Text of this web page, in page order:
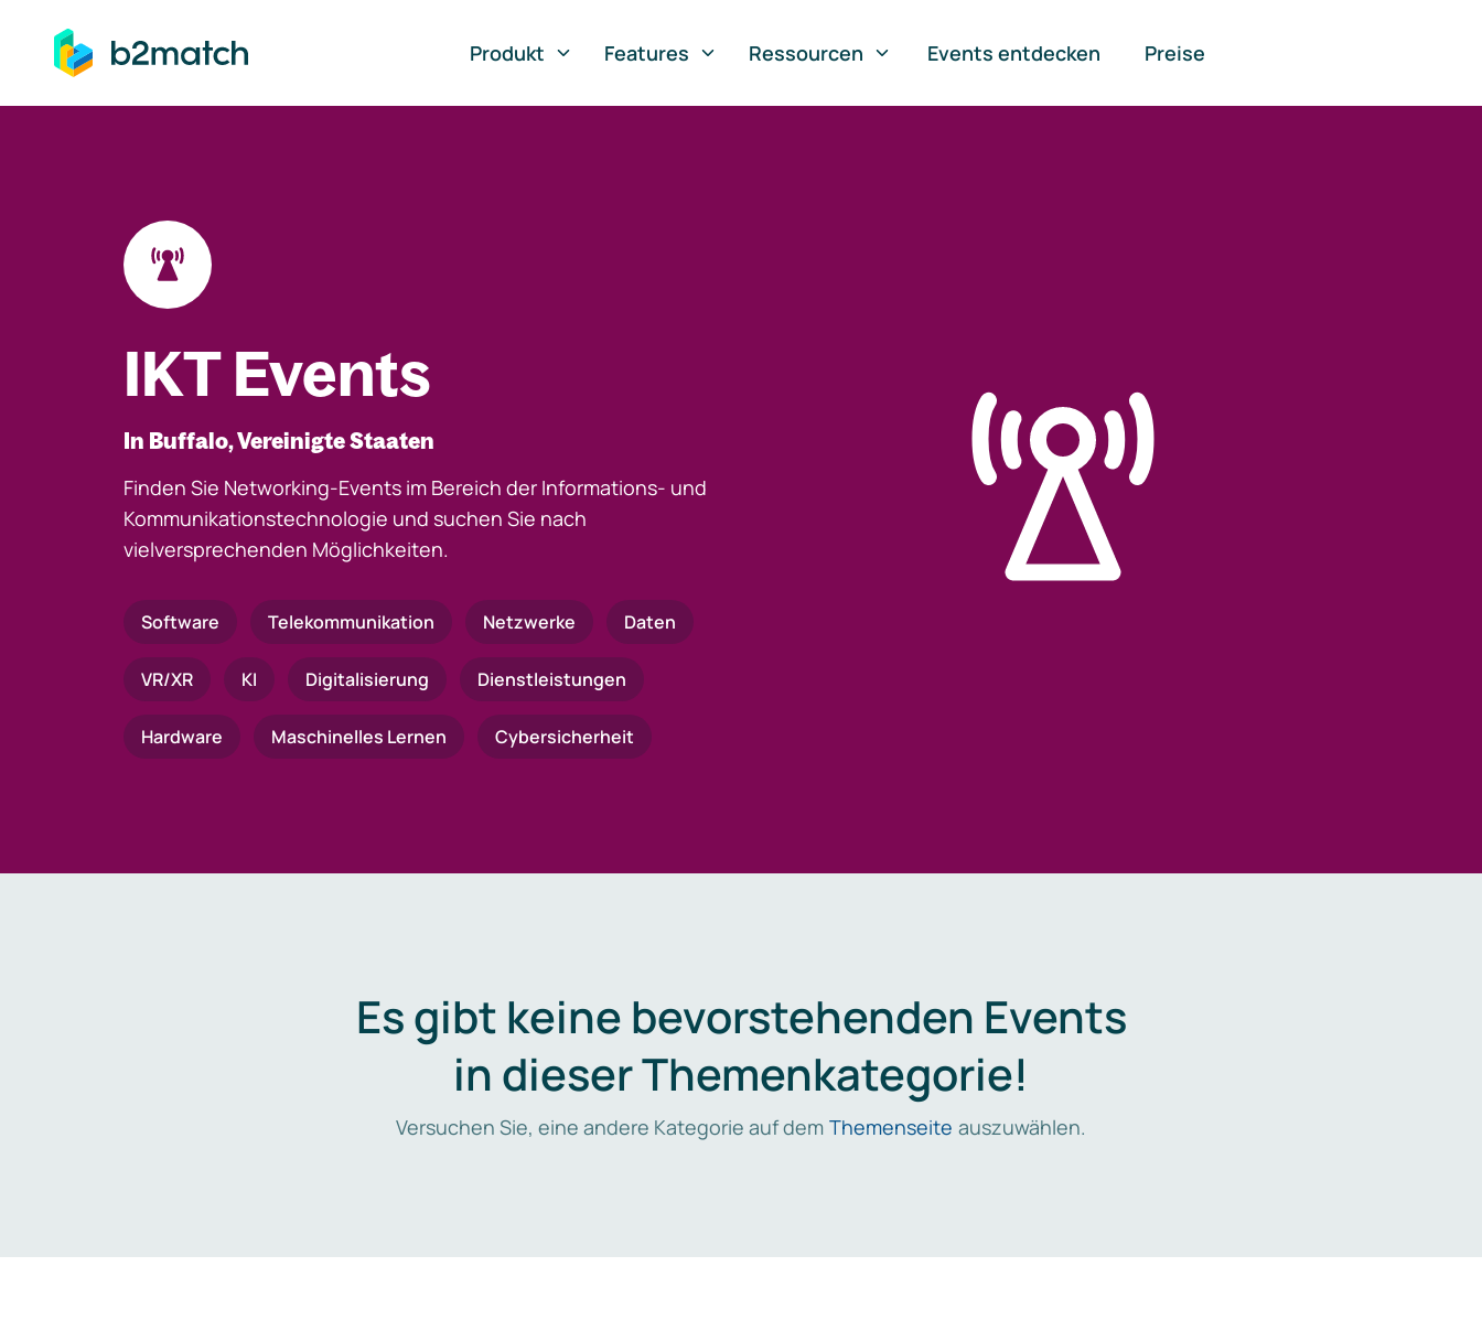
springen
Produkt
Features Ressourcen Events entdecken Preise
IKT Events
In Buffalo, Vereinigte Staaten
Finden Sie Networking-Events im Bereich der Informations- und
Kommunikationstechnologie und suchen Sie nach
vielversprechenden Möglichkeiten.
Software Telekommunikation Netzwerke Daten
VR/XR KI Digitalisierung Dienstleistungen
Hardware Maschinelles Lernen Cybersicherheit
Es gibt keine bevorstehenden Events
in dieser Themenkategorie!
Versuchen Sie, eine andere Kategorie auf dem Themenseite auszuwählen.